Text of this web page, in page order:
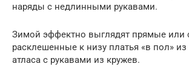
наряды с недлинными рукавами.
Зимой эффектно выглядят прямые или
расклешенные к низу платья «в пол»
атласа с рукавами из кружев.